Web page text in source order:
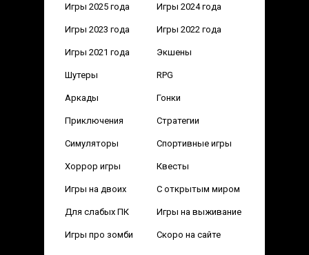
Игры 2025 года Игры 2024 года
Игры 2023 года Игры 2022 года
Игры 2021 года Экшены
Шутеры RPG
Аркады Гонки
Приключения Стратегии
Симуляторы Спортивные игры
Хоррор игры Квесты
Игры на двоих С открытым миром
Для слабых ПК Игры на выживание
Игры про зомби Скоро на сайте